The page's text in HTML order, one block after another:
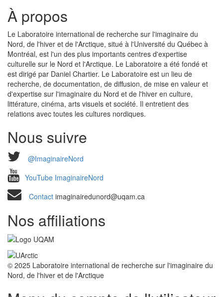
À propos
Le Laboratoire international de recherche sur l'imaginaire du
Nord, de l'hiver et de l'Arctique, situé à l'Université du Québec à
Montréal, est l'un des plus importants centres d'expertise
culturelle sur le Nord et l'Arctique. Le Laboratoire a été fondé et
est dirigé par Daniel Chartier. Le Laboratoire est un lieu de
recherche, de documentation, de diffusion, de mise en valeur et
d'expertise sur l'imaginaire du Nord et de l'hiver en culture,
littérature, cinéma, arts visuels et société. Il entretient des
relations avec toutes les cultures nordiques.
Nous suivre
@ImaginaireNord
YouTube ImaginaireNord
Contact imaginairedunord@uqam.ca
Nos affiliations
© 2025 Laboratoire international de recherche sur l'imaginaire du
Nord, de l'hiver et de l'Arctique